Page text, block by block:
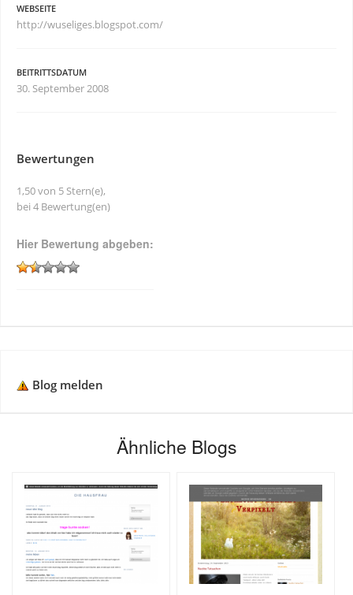
WEBSEITE
http://wuseliges.blogspot.com/
BEITRITTSDATUM
30. September 2008
Bewertungen
1,50 von 5 Stern(e),
bei 4 Bewertung(en)
Hier Bewertung abgeben:
Blog melden
Ähnliche Blogs